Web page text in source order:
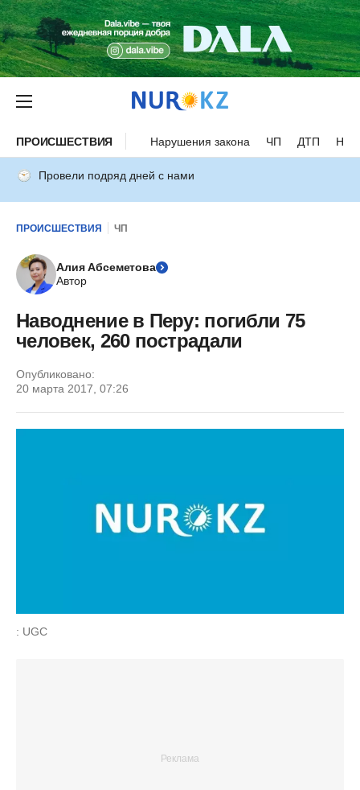
ПРОИСШЕСТВИЯ Нарушения закона ЧП ДТП
Провели подряд дней с нами
ПРОИСШЕСТВИЯ ЧП
Алия Абсеметова
Автор
Наводнение в Перу: погибли 75
человек, 260 пострадали
Опубликовано:
20 марта 2017, 07:26
: UGC